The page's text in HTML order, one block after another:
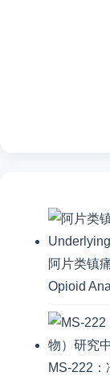
阿片类镇
Opioid
MS-222